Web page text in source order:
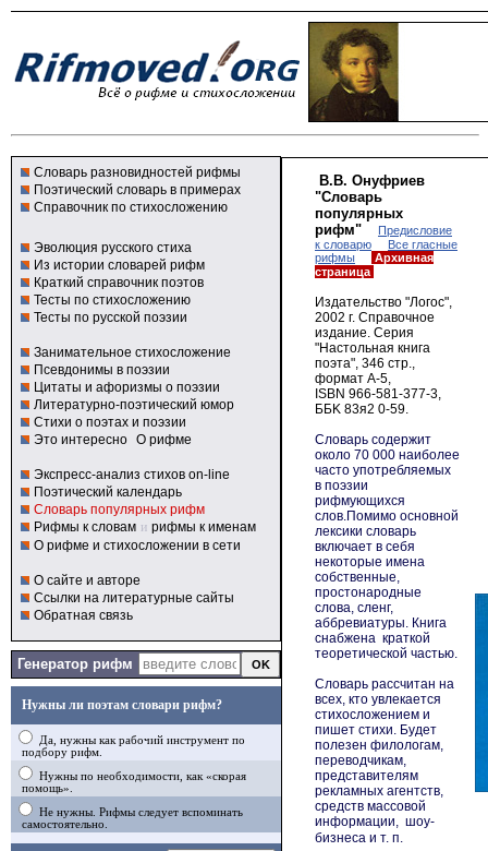
Словарь разновидностей рифмы
Поэтический словарь в примерах
Справочник по стихосложению
Эволюция русского стиха
Из истории словарей рифм
Краткий справочник поэтов
Тесты по стихосложению
Тесты по русской поэзии
Занимательное стихосложение
Псевдонимы в поэзии
Цитаты и афоризмы о поэзии
Литературно-поэтический юмор
Стихи о поэтах и поэзии
Это интересно О рифме
Экспресс-анализ стихов on-line
Поэтический календарь
Словарь популярных рифм
Рифмы к словам и рифмы к именам
О рифме и стихосложении в сети
О сайте и авторе
Ссылки на литературные сайты
Обратная связь
Генератор рифм
Нужны ли поэтам словари рифм?
Да, нужны как рабочий инструмент по
подбору рифм.
Нужны по необходимости, как «скорая
помощь».
Не нужны. Рифмы следует вспоминать
самостоятельно.
В.В. Онуфриев
"Словарь
популярных
рифм"
Предисловие
к словарю
Все гласные
рифмы
Архивная
страница
Издательство "Логос",
2002 г. Справочное
издание. Серия
"Настольная книга
поэта", 346 стр.,
формат А-5,
ISBN 966-581-377-3,
ББK 83я2 0-59.
Словарь содержит
около 70 000 наиболее
часто употребляемых
в поэзии
рифмующихся
слов.Помимо основной
лексики словарь
включает в себя
некоторые имена
собственные,
простонародные
слова, сленг,
аббревиатуры. Книга
снабжена краткой
теоретической частью.
Словарь рассчитан на
всех, кто увлекается
стихосложением и
пишет стихи. Будет
полезен филологам,
переводчикам,
представителям
рекламных агентств,
средств массовой
информации, шоу-
бизнеса и т. п.